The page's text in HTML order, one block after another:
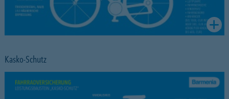
Kasko-Schutz